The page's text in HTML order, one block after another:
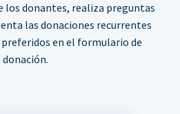
los donantes, realiza preguntas
las donaciones recurrentes
en el formulario de
donación.